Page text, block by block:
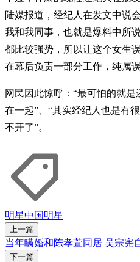
陆媒报道，经纪人在发文中说
我和我同事，也就是爆料中所
都比较强势，所以让这个女生
在幕后负责一部分工作，纯属
网民因此惊呼：“最可怕的就
在一起”、“其实经纪人也是有
不开了”。
明星中国明星
上一篇
当年瞒婚和陈孝萱同居 吴宗宪
下一篇